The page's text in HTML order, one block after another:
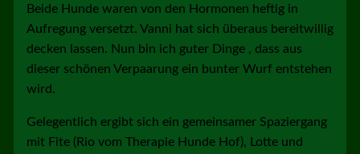
Beide Hunde waren von den Hormonen heftig in
Aufregung versetzt. Vanni hat sich überaus bereitwillig
decken lassen. Nun bin ich guter Dinge , dass aus
dieser schönen Verpaarung ein bunter Wurf entstehen
wird.
Gelegentlich ergibt sich ein gemeinsamer Spaziergang
mit Fite (Rio vom Therapie Hunde Hof), Lotte und